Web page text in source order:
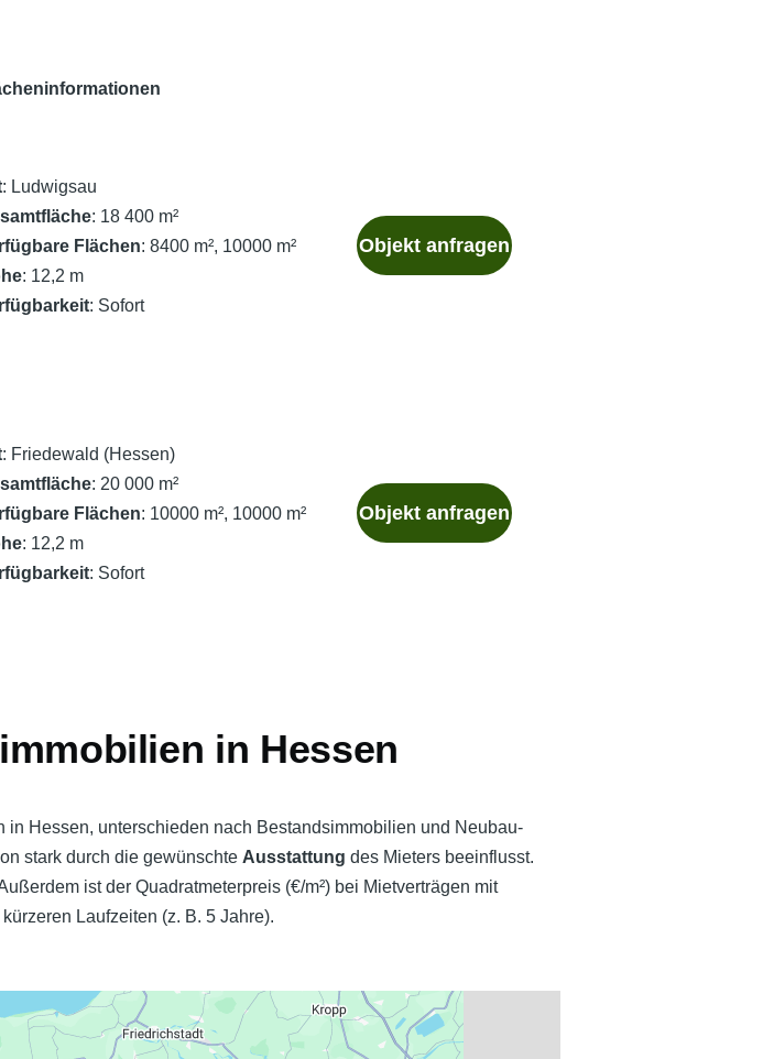
: Ludwigsau
: 18 400 m²
Flächen: 8400 m², 10000 m²
: 12,2 m
: Sofort
Objekt anfragen
: Friedewald (Hessen)
: 20 000 m²
Flächen: 10000 m², 10000 m²
: 12,2 m
: Sofort
Objekt anfragen
in Hessen
in Hessen, unterschieden nach Bestandsimmobilien und Neubau-
stark durch die gewünschte Ausstattung des Mieters beeinflusst.
ist der Quadratmeterpreis (€/m²) bei Mietverträgen mit
Laufzeiten (z. B. 5 Jahre).